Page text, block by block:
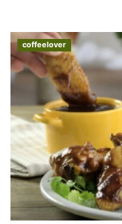
coffeelover